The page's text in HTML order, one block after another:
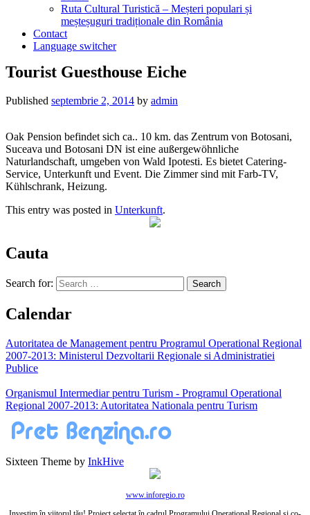
Ruta Cultural Turistică – Meșteri populari și
meșteșuguri tradiționale din România
Contact
Language switcher
Tourist Guesthouse Eiche
Published septembrie 2, 2014 by admin
Oak Pension befindet sich ca.. 10 km. das Zentrum von Botosani,
Suceava und Botosani DN ist eine außergewöhnliche
Naturlandschaft, umgeben von Wald Ipotesti. Es bietet Catering-
Service, Unterkunft und Event. Die Zimmer sind mit Farb-TV,
Kühlschrank, Heizung.
This entry was posted in Unterkunft.
Cauta
Search for:
Calendar
Autoritatea de Management pentru Programul Operational Regional
2007-2013: Ministerul Dezvoltarii Regionale si Administratiei
Publice
Organismul Intermediar pentru Turism - Programul Operational
Regional 2007-2013: Autoritatea Nationala pentru Turism
Sixteen Theme by InkHive
www.inforegio.ro